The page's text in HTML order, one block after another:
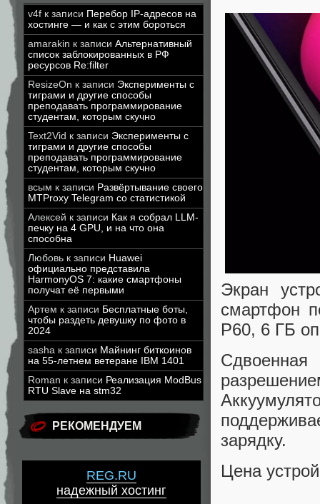
v4f к записи Перебор IP-адресов на
хостинге — и как с этим бороться
amarakin к записи Альтернативный
список заблокированных в РФ
ресурсов Re:filter
ResizeOn к записи Эксперименты с
тиграми и другие способы
преподавать программирование
студентам, которым скучно
Text2Vid к записи Эксперименты с
тиграми и другие способы
преподавать программирование
студентам, которым скучно
всым к записи Развёртывание своего
MTProxy Telegram со статистикой
Алексей к записи Как я собрал LLM-
печку на 4 GPU, и на что она
способна
Любовь к записи Huawei
официально представила
HarmonyOS 7: какие смартфоны
получат её первыми
Артем к записи Бесплатные боты,
чтобы раздеть девушку по фото в
2024
sasha к записи Майнинг биткоинов
на 55-летнем ветеране IBM 1401
Roman к записи Реализация ModBus
RTU Slave на stm32
РЕКОМЕНДУЕМ
REG.RU
надежный хостинг
Экран
смартфон
P60, 6 ГБ
Сдвоенная
зарядку.
Цена